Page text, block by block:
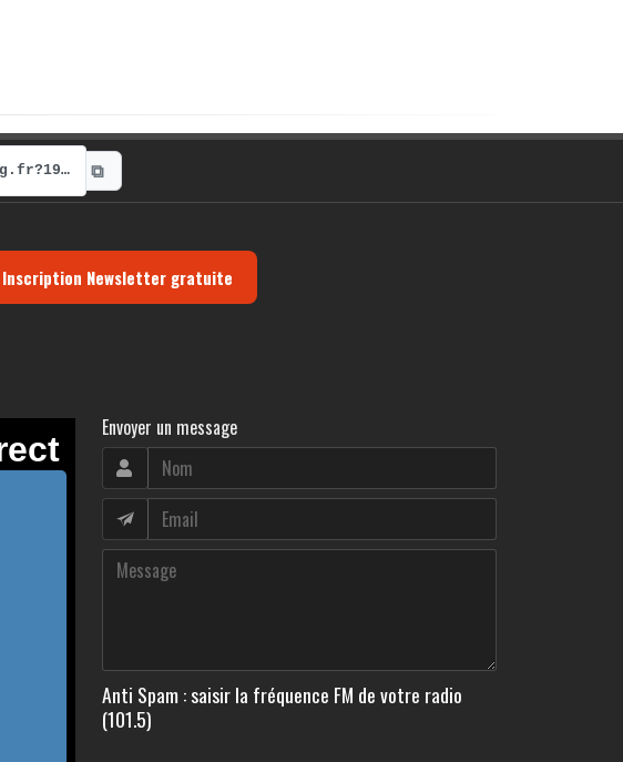
https://radio-g.fr?19302 ⧉
Inscription Newsletter gratuite
Envoyer un message
Anti Spam : saisir la fréquence FM de votre radio
(101.5)